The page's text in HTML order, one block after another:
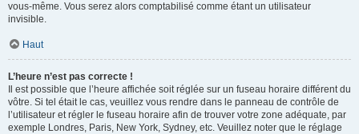
vous-même. Vous serez alors comptabilisé comme étant un utilisateur
invisible.
Haut
L’heure n’est pas correcte !
Il est possible que l’heure affichée soit réglée sur un fuseau horaire différent du
vôtre. Si tel était le cas, veuillez vous rendre dans le panneau de contrôle de
l’utilisateur et régler le fuseau horaire afin de trouver votre zone adéquate, par
exemple Londres, Paris, New York, Sydney, etc. Veuillez noter que le réglage